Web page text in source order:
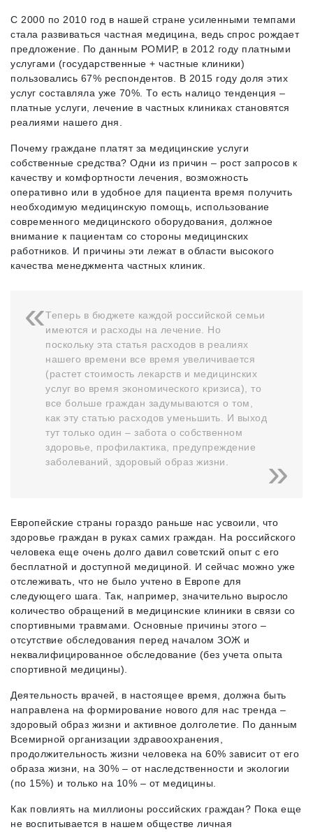
С 2000 по 2010 год в нашей стране усиленными темпами
стала развиваться частная медицина, ведь спрос рождает
предложение. По данным РОМИР, в 2012 году платными
услугами (государственные + частные клиники)
пользовались 67% респондентов. В 2015 году доля этих
услуг составляла уже 70%. То есть налицо тенденция –
платные услуги, лечение в частных клиниках становятся
реалиями нашего дня.
Почему граждане платят за медицинские услуги
собственные средства? Одни из причин – рост запросов к
качеству и комфортности лечения, возможность
оперативно или в удобное для пациента время получить
необходимую медицинскую помощь, использование
современного медицинского оборудования, должное
внимание к пациентам со стороны медицинских
работников. И причины эти лежат в области высокого
качества менеджмента частных клиник.
Теперь в бюджете каждой российской семьи
имеются и расходы на лечение. Но
поскольку эта статья расходов в реалиях
нашего времени все время увеличивается
(растет стоимость лекарств и медицинских
услуг во время экономического кризиса), то
все больше граждан задумываются о том,
как эту статью расходов уменьшить. И выход
тут только один – забота о собственном
здоровье, профилактика, предупреждение
заболеваний, здоровый образ жизни.
Европейские страны гораздо раньше нас усвоили, что
здоровье граждан в руках самих граждан. На российского
человека еще очень долго давил советский опыт с его
бесплатной и доступной медициной. И сейчас можно уже
отслеживать, что не было учтено в Европе для
следующего шага. Так, например, значительно выросло
количество обращений в медицинские клиники в связи со
спортивными травмами. Основные причины этого –
отсутствие обследования перед началом ЗОЖ и
неквалифицированное обследование (без учета опыта
спортивной медицины).
Деятельность врачей, в настоящее время, должна быть
направлена на формирование нового для нас тренда –
здоровый образ жизни и активное долголетие. По данным
Всемирной организации здравоохранения,
продолжительность жизни человека на 60% зависит от его
образа жизни, на 30% – от наследственности и экологии
(по 15%) и только на 10% – от медицины.
Как повлиять на миллионы российских граждан? Пока еще
не воспитывается в нашем обществе личная